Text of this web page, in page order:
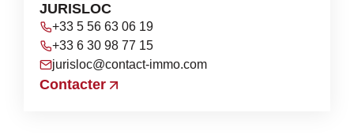
JURISLOC
+33 5 56 63 06 19
+33 6 30 98 77 15
jurisloc@contact-immo.com
Contacter